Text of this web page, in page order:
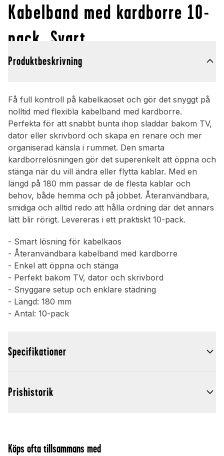
Kabelband med kardborre 10-
pack, Svart
Produktbeskrivning
Få full kontroll på kabelkaoset och gör det snyggt på
nolltid med flexibla kabelband med kardborre.
Perfekta för att snabbt bunta ihop sladdar bakom TV,
dator eller skrivbord och skapa en renare och mer
organiserad känsla i rummet. Den smarta
kardborrelösningen gör det superenkelt att öppna och
stänga när du vill ändra eller flytta kablar. Med en
längd på 180 mm passar de de flesta kablar och
behov, både hemma och på jobbet. Återanvändbara,
smidiga och alltid redo att hålla ordning där det annars
lätt blir rörigt. Levereras i ett praktiskt 10-pack.
- Smart lösning för kabelkaos
- Återanvändbara kabelband med kardborre
- Enkel att öppna och stänga
- Perfekt bakom TV, dator och skrivbord
- Snyggare setup och enklare städning
- Längd: 180 mm
- Antal: 10-pack
Specifikationer
Prishistorik
Köps ofta tillsammans med